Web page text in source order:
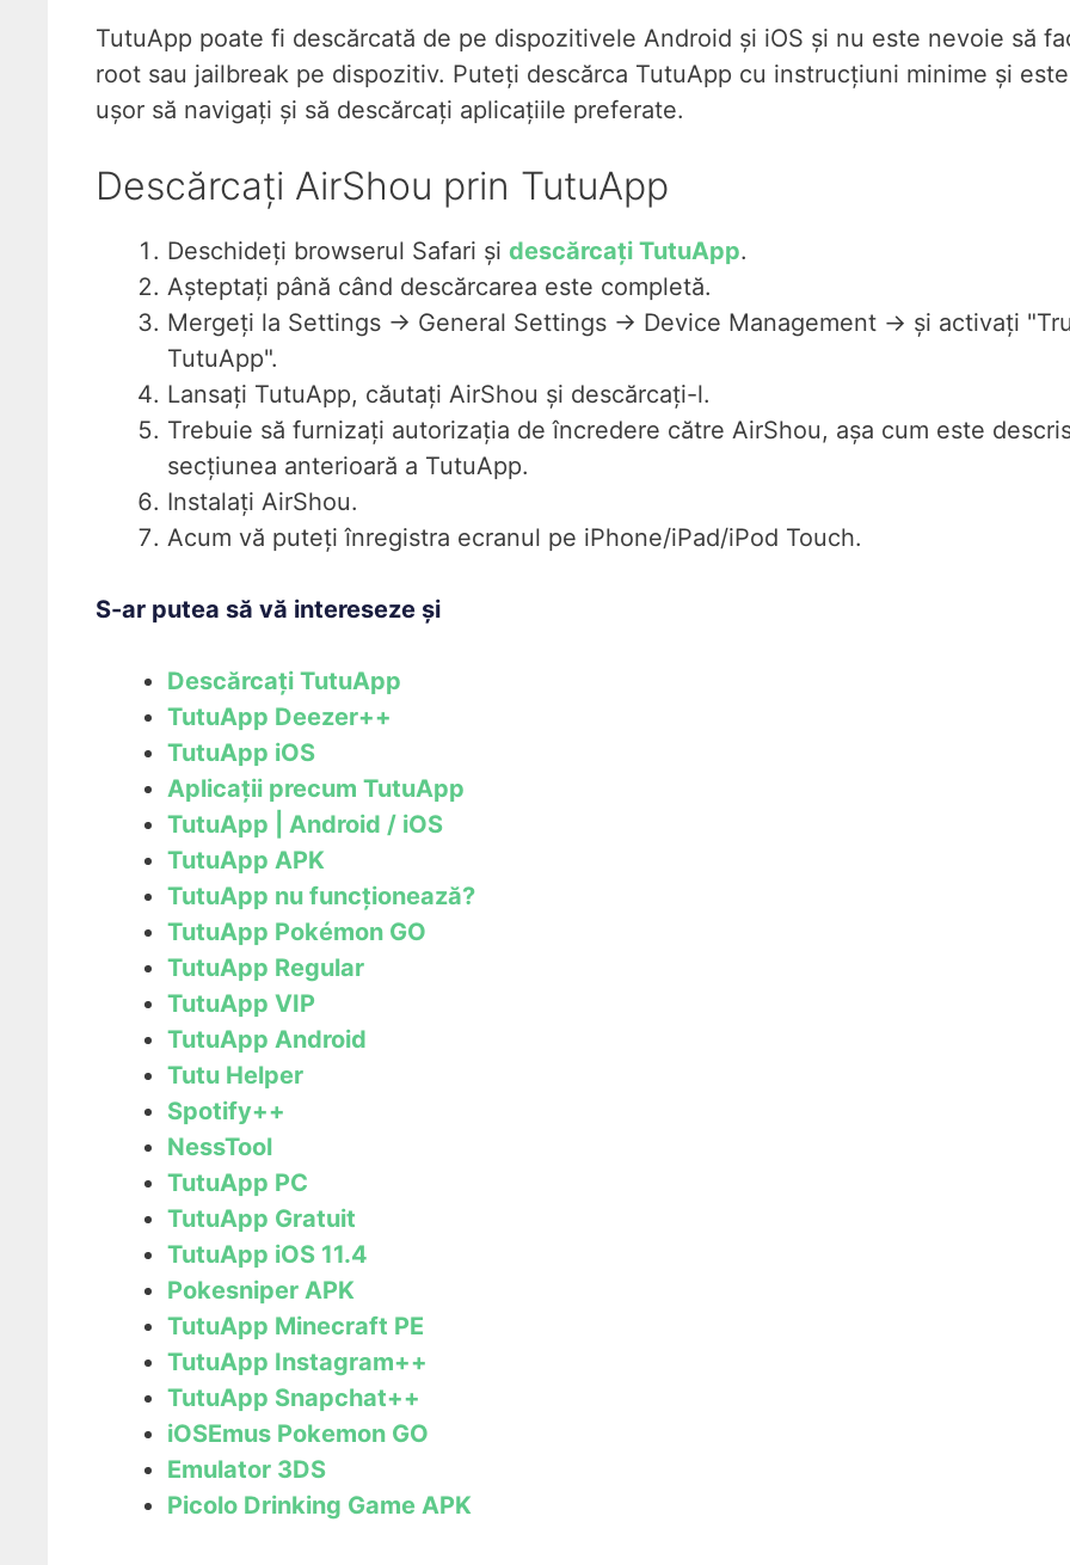
TutuApp poate fi descărcată de pe dispozitivele Android și iOS și nu este nevoie să
root sau jailbreak pe dispozitiv. Puteți descărca TutuApp cu instrucțiuni minime și este
ușor să navigați și să descărcați aplicațiile preferate.
Descărcați AirShou prin TutuApp
Deschideți browserul Safari și descărcați TutuApp.
Așteptați până când descărcarea este completă.
Mergeți la Settings -> General Settings -> Device Management -> și activați
TutuApp".
Lansați TutuApp, căutați AirShou și descărcați-l.
Trebuie să furnizați autorizația de încredere către AirShou, așa cum este
secțiunea anterioară a TutuApp.
Instalați AirShou.
Acum vă puteți înregistra ecranul pe iPhone/iPad/iPod Touch.
S-ar putea să vă intereseze și
Descărcați TutuApp
TutuApp Deezer++
TutuApp iOS
Aplicații precum TutuApp
TutuApp | Android / iOS
TutuApp APK
TutuApp nu funcționează?
TutuApp Pokémon GO
TutuApp Regular
TutuApp VIP
TutuApp Android
Tutu Helper
Spotify++
NessTool
TutuApp PC
TutuApp Gratuit
TutuApp iOS 11.4
Pokesniper APK
TutuApp Minecraft PE
TutuApp Instagram++
TutuApp Snapchat++
iOSEmus Pokemon GO
Emulator 3DS
Picolo Drinking Game APK